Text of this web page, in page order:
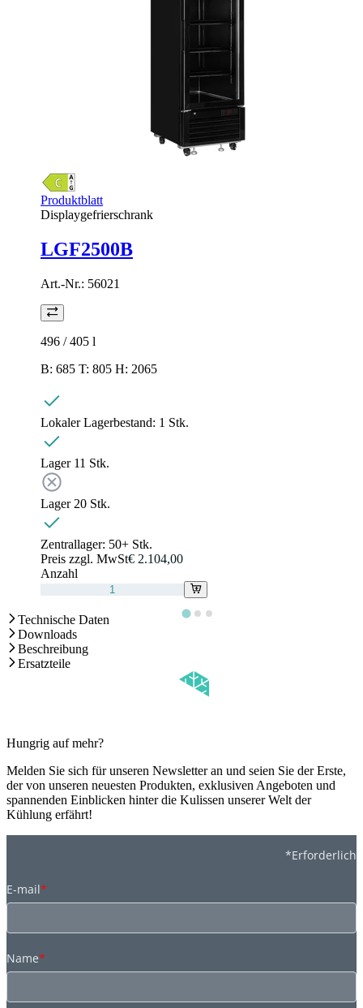
Produktblatt
Displaygefrierschrank
LGF2500B
Art.-Nr.: 56021
496 / 405 l
B: 685 T: 805 H: 2065
Lokaler Lagerbestand: 1 Stk.
Lager 11 Stk.
Lager 20 Stk.
Zentrallager: 50+ Stk.
Preis zzgl. MwSt€ 2.104,00
Anzahl
Technische Daten
Downloads
Beschreibung
Ersatzteile
Hungrig auf mehr?
Melden Sie sich für unseren Newsletter an und seien Sie der Erste,
der von unseren neuesten Produkten, exklusiven Angeboten und
spannenden Einblicken hinter die Kulissen unserer Welt der
Kühlung erfährt!
*Erforderlich
E-mail*
Name*